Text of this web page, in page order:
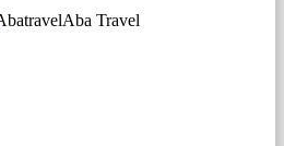
Aba Travel